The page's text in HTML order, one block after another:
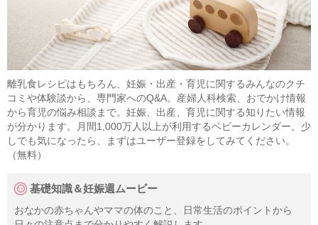
離乳食レシピはもちろん、妊娠・出産・育児に関するみんなのクチ
コミや体験談から、専門家へのQ&A。産婦人科検索、おでかけ情報
から育児の悩み相談まで。妊娠、出産、育児に関する知りたい情報
が分かります。月間1,000万人以上が利用するベビーカレンダー。少
しでも気になったら、まずはユーザー登録をしてみてください。
（無料）
基礎知識＆妊娠週ムービー
おなかの赤ちゃんやママの体のこと、日常生活のポイントから